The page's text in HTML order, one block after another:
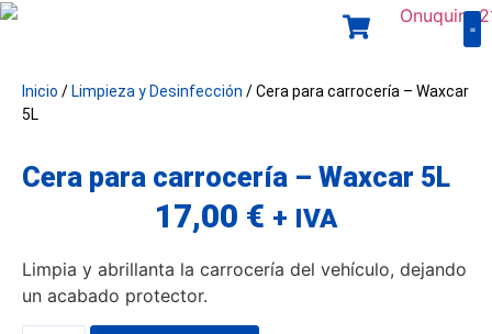
Inicio / Limpieza y Desinfección / Cera para carrocería – Waxcar
5L
Cera para carrocería – Waxcar 5L
17,00 € + IVA
Limpia y abrillanta la carrocería del vehículo, dejando
un acabado protector.